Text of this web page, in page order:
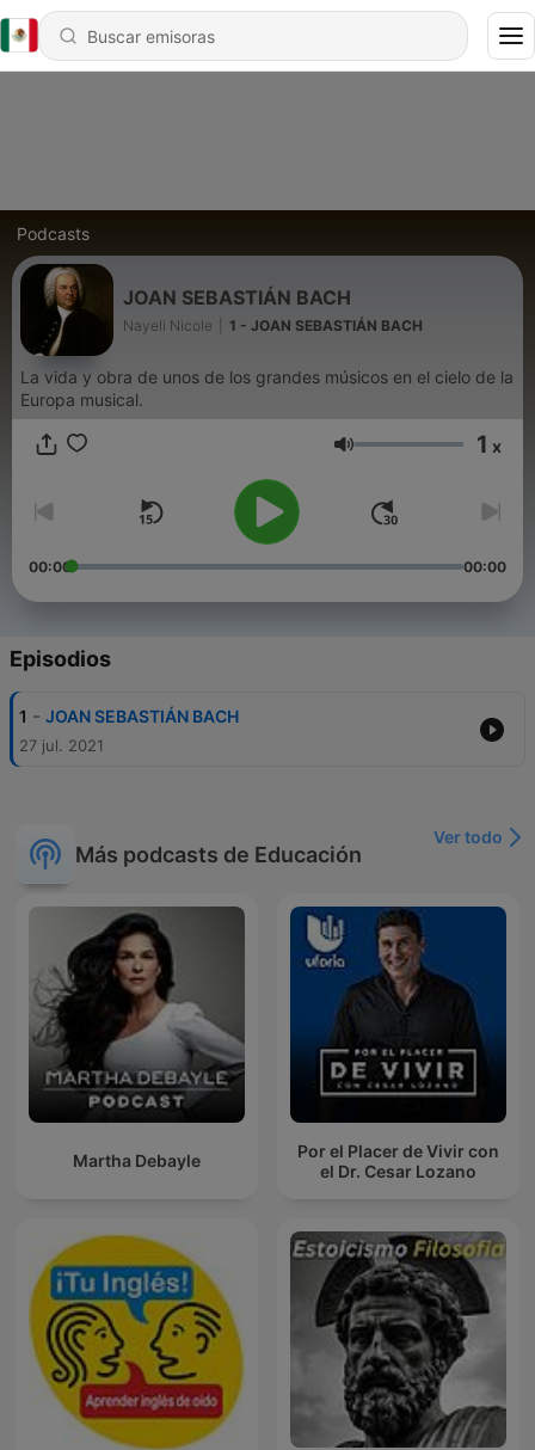
Podcasts
JOAN SEBASTIÁN BACH
Nayeli Nicole 1 - JOAN SEBASTIÁN BACH
La vida y obra de unos de los grandes músicos en el cielo de la
Europa musical.
Volumen 1 x
00:00 00:00
Episodios
1 - JOAN SEBASTIÁN BACH
27 jul. 2021
Más podcasts de Educación
Ver todo
Martha Debayle
Por el Placer de Vivir con
el Dr. Cesar Lozano